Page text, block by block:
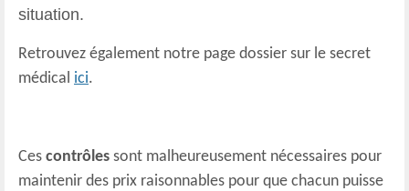
situation.
Retrouvez également notre page dossier sur le secret
médical ici.
Ces contrôles sont malheureusement nécessaires pour
maintenir des prix raisonnables pour que chacun puisse